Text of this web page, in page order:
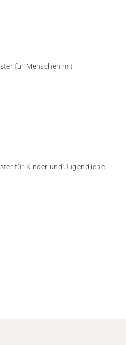
für Menschen mit
für Kinder und Jugendliche